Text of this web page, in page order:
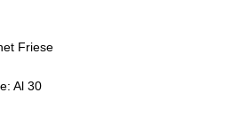
Friese
Al 30